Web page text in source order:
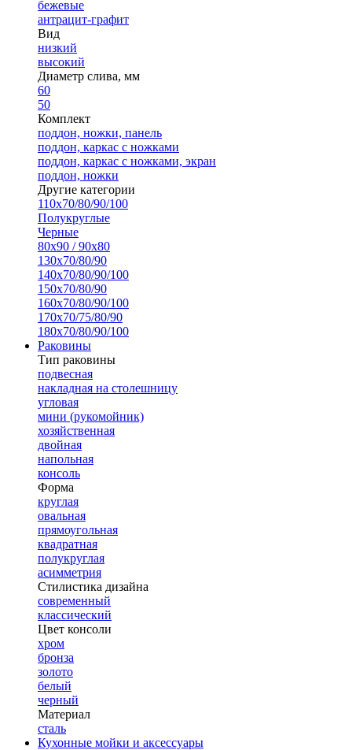
бежевые
антрацит-графит
Вид
низкий
высокий
Диаметр слива, мм
60
50
Комплект
поддон, ножки, панель
поддон, каркас с ножками
поддон, каркас с ножками, экран
поддон, ножки
Другие категории
110х70/80/90/100
Полукруглые
Черные
80х90 / 90х80
130х70/80/90
140х70/80/90/100
150х70/80/90
160х70/80/90/100
170х70/75/80/90
180х70/80/90/100
Раковины
Тип раковины
подвесная
накладная на столешницу
угловая
мини (рукомойник)
хозяйственная
двойная
напольная
консоль
Форма
круглая
овальная
прямоугольная
квадратная
полукруглая
асимметрия
Стилистика дизайна
современный
классический
Цвет консоли
хром
бронза
золото
белый
черный
Материал
сталь
Кухонные мойки и аксессуары